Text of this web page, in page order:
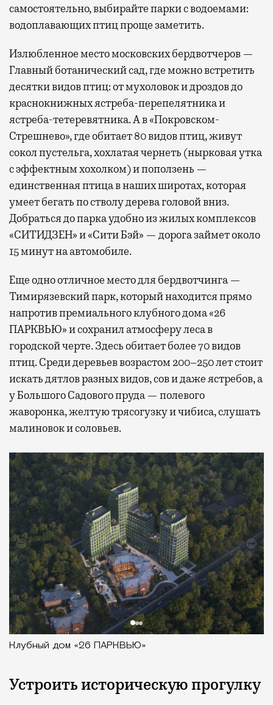
самостоятельно, выбирайте парки с водоемами:
водоплавающих птиц проще заметить.
Излюбленное место московских бердвотчеров —
Главный ботанический сад, где можно встретить
десятки видов птиц: от мухоловок и дроздов до
краснокнижных ястреба-перепелятника и
ястреба-тетеревятника. А в «Покровском-
Стрешнево», где обитает 80 видов птиц, живут
сокол пустельга, хохлатая чернеть (нырковая утка
с эффектным хохолком) и поползень —
единственная птица в наших широтах, которая
умеет бегать по стволу дерева головой вниз.
Добраться до парка удобно из жилых комплексов
«СИТИДЗЕН» и «Сити Бэй» — дорога займет около
15 минут на автомобиле.
Еще одно отличное место для бердвотчинга —
Тимирязевский парк, который находится прямо
напротив премиального клубного дома «26
ПАРКВЬЮ» и сохранил атмосферу леса в
городской черте. Здесь обитает более 70 видов
птиц. Среди деревьев возрастом 200–250 лет стоит
искать дятлов разных видов, сов и даже ястребов, а
у Большого Садового пруда — полевого
жаворонка, желтую трясогузку и чибиса, слушать
малиновок и соловьев.
Клубный дом «26 ПАРКВЬЮ»
Устроить историческую прогулку